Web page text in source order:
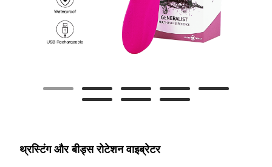
थ्रस्टिंग और बीड्स रोटेशन वाइब्रेटर